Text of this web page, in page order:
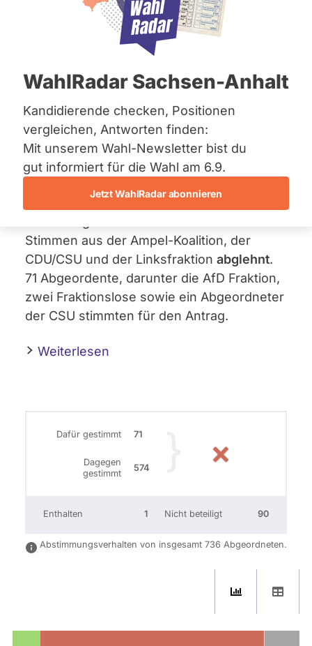
Bremen
Hamburg
Mecklenburg-Vorpommern
Nordrhein-Westfalen
Saarland
Sachsen
Sachsen-Anhalt
Sachsen-Anhalt
Schleswig-Holstein
Thüringen
Archiv
Über uns
Spenden
WahlRadar Sachsen-Anhalt
Kandidierende checken, Positionen
vergleichen, Antworten finden:
Mit unserem Wahl-Newsletter bist du
gut informiert für die Wahl am 6.9.
Jetzt WahlRadar abonnieren
Impfpflicht abschaffen
Der von der AfD-Fraktion eingebrachte
einrichtungsbezogenen Impfpflicht vor.
Hintergrund sei, dass sich durch die
Regelungen die ohnehin schon
angespannte Situation der Pflegekräfte
weiter verschlechtert hätte.
Stimmen aus der Ampel-Koalition, der
CDU/CSU und der Linksfraktion abglehnt.
71 Abgeordente, darunter die AfD Fraktion,
zwei Fraktionslose sowie ein Abgeordneter
der CSU stimmten für den Antrag.
Weiterlesen
Dafür gestimmt 71
Dagegen
gestimmt
574
Enthalten 1 Nicht beteiligt 90
Abstimmungsverhalten von insgesamt 736 Abgeordneten.